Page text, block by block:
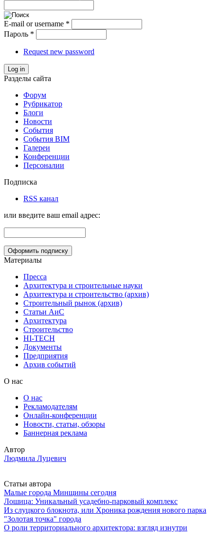
E-mail or username *
Пароль *
Request new password
Log in
Разделы сайта
Форум
Рубрикатор
Блоги
Новости
События
События BIM
Галереи
Конференции
Персоналии
Подписка
RSS канал
или введите ваш email адрес:
Материалы
Пресса
Архитектура и строительные науки
Архитектура и строительство (архив)
Строительный рынок (архив)
Статьи АиС
Архитектура
Строительство
HI-TECH
Документы
Предприятия
Архив событий
О нас
О нас
Рекламодателям
Онлайн-конференции
Новости, статьи, обзоры
Баннерная реклама
Автор
Людмила Луцевич
Статьи автора
Малые города Минщины сегодня
Лошица: Уникальный усадебно-парковый комплекс
Из слуцкого блокнота, или Хроника рождения нового парка
"Золотая точка" города
О роли территориального архитектора: взгляд изнутри